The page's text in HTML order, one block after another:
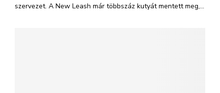
szervezet. A New Leash már többszáz kutyát mentett meg,...